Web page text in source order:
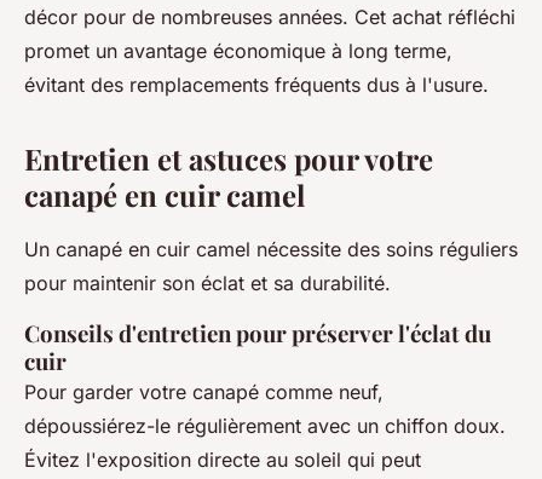
décor pour de nombreuses années. Cet achat réfléchi
promet un avantage économique à long terme,
évitant des remplacements fréquents dus à l'usure.
Entretien et astuces pour votre
canapé en cuir camel
Un canapé en cuir camel nécessite des soins réguliers
pour maintenir son éclat et sa durabilité.
Conseils d'entretien pour préserver l'éclat du
cuir
Pour garder votre canapé comme neuf,
dépoussiérez-le régulièrement avec un chiffon doux.
Évitez l'exposition directe au soleil qui peut